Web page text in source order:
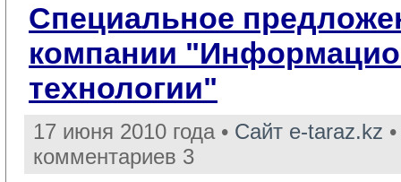
Специальное
компании
технологии"
17 июня 2010 года • Сайт e-taraz.kz
комментариев 3